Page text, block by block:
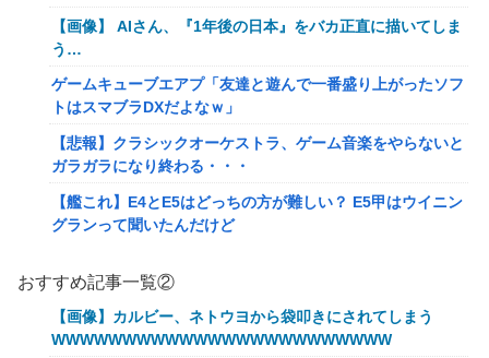
【画像】 AIさん、『1年後の日本』をバカ正直に描いてしま
う…
ゲームキューブエアプ「友達と遊んで一番盛り上がったソフ
トはスマブラDXだよなｗ」
【悲報】クラシックオーケストラ、ゲーム音楽をやらないと
ガラガラになり終わる・・・
【艦これ】E4とE5はどっちの方が難しい？ E5甲はウイニン
グランって聞いたんだけど
【艦これ】オオヤマトウサギ 他
【艦これ】授業中に居眠りふぶき 他
おすすめ記事一覧②
【画像】カルビー、ネトウヨから袋叩きにされてしまう
WWWWWWWWWWWWWWWWWWWWWWWW